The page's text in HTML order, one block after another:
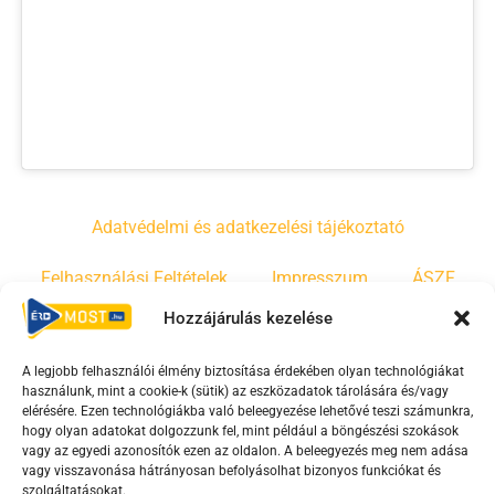
Hozzájárulás kezelése
A legjobb felhasználói élmény biztosítása érdekében olyan technológiákat
használunk, mint a cookie-k (sütik) az eszközadatok tárolására és/vagy
elérésére. Ezen technológiákba való beleegyezése lehetővé teszi számunkra,
hogy olyan adatokat dolgozzunk fel, mint például a böngészési szokások
vagy az egyedi azonosítók ezen az oldalon. A beleegyezés meg nem adása
vagy visszavonása hátrányosan befolyásolhat bizonyos funkciókat és
szolgáltatásokat.
Adatvédelmi és adatkezelési tájékoztató
Felhasználási Feltételek Impresszum ÁSZF
Irányelvek Moderálási szabályzat
F
a
c
Y
o
u
T
i
k